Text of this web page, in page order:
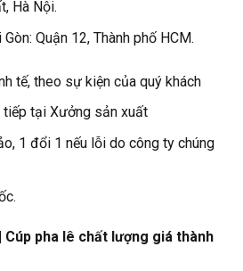
Hà Nội.
Quận 12, Thành phố HCM.
tế, theo sự kiện của quý khách
tiếp tại Xưởng sản xuất
1 đổi 1 nếu lỗi do công ty chúng
Cúp pha lê chất lượng giá thành